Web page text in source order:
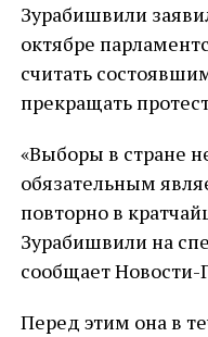
Зурабишвили
октябре
считать
прекращать
«Выборы в стране
обязательным
повторно в
Зурабишвили на
сообщает Новости-
Перед этим она в